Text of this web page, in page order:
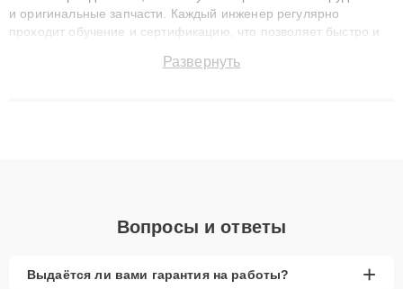
и оригинальные запчасти. Каждый инженер регулярно
проходит обучение и сертификацию, что позволяет быстро и
сохранением гарантии до 3 лет. Наши мастера решают
Развернуть
Вопросы и ответы
Выдаётся ли вами гарантия на работы? +